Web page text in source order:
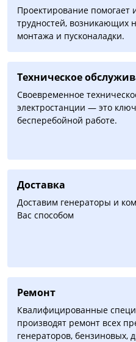
Проектирование помогает
трудностей, возникающих
монтажа и пусконаладки.
Техническое
Своевременное
электростанции — это
бесперебойной работе.
Доставка
Доставим генераторы и
Вас способом
Ремонт
Квалифицированные
производят ремонт всех
генераторов, бензиновых,